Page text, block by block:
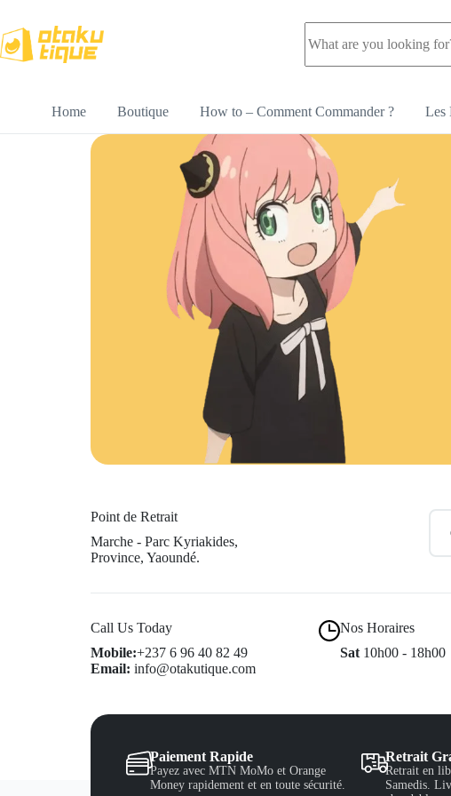
Home Boutique How to – Comment Commander ? Les
Point de Retrait
Marche - Parc Kyriakides,
Province, Yaoundé.
Call Us Today
Mobile:+237 6 96 40 82 49
Email: info@otakutique.com
Nos Horaires
Sat 10h00 - 18h00
Paiement Rapide
Payez avec MTN MoMo et Orange
Money rapidement et en toute sécurité.
Retrait
Retrait en
Samedis.